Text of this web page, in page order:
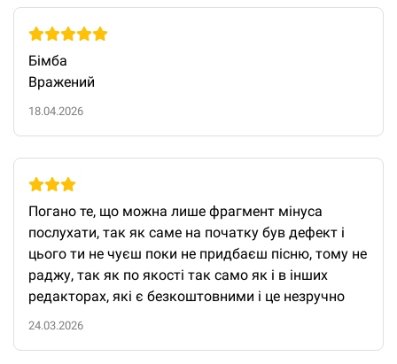
Бімба
Вражений
18.04.2026
Погано те, що можна лише фрагмент мінуса
послухати, так як саме на початку був дефект і
цього ти не чуєш поки не придбаєш пісню, тому не
раджу, так як по якості так само як і в інших
редакторах, які є безкоштовними і це незручно
24.03.2026